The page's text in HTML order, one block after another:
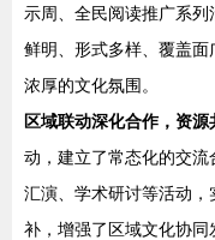
示周、全民阅读推广系
鲜明、形式多样、覆盖
浓厚的文化氛围。
区域联动深化合作，资源
动，建立了常态化的交
汇演、学术研讨等活动
补，增强了区域文化协同